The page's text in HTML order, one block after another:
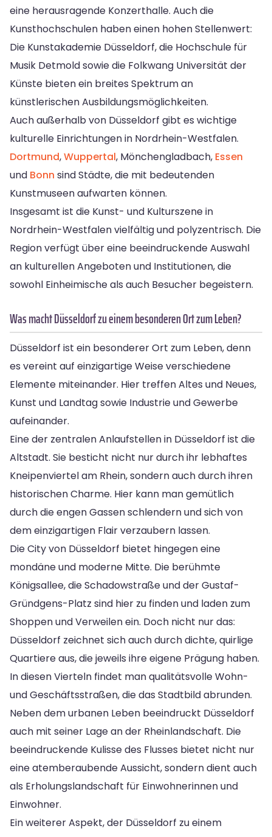
eine herausragende Konzerthalle. Auch die
Kunsthochschulen haben einen hohen Stellenwert:
Die Kunstakademie Düsseldorf, die Hochschule für
Musik Detmold sowie die Folkwang Universität der
Künste bieten ein breites Spektrum an
künstlerischen Ausbildungsmöglichkeiten.
Auch außerhalb von Düsseldorf gibt es wichtige
kulturelle Einrichtungen in Nordrhein-Westfalen.
Dortmund,Wuppertal, Mönchengladbach, Essen
und Bonn sind Städte, die mit bedeutenden
Kunstmuseen aufwarten können.
Insgesamt ist die Kunst- und Kulturszene in
Nordrhein-Westfalen vielfältig und polyzentrisch. Die
Region verfügt über eine beeindruckende Auswahl
an kulturellen Angeboten und Institutionen, die
sowohl Einheimische als auch Besucher begeistern.
Was macht Düsseldorf zu einem besonderen Ort zum Leben?
Düsseldorf ist ein besonderer Ort zum Leben, denn
es vereint auf einzigartige Weise verschiedene
Elemente miteinander. Hier treffen Altes und Neues,
Kunst und Landtag sowie Industrie und Gewerbe
aufeinander.
Eine der zentralen Anlaufstellen in Düsseldorf ist die
Altstadt. Sie besticht nicht nur durch ihr lebhaftes
Kneipenviertel am Rhein, sondern auch durch ihren
historischen Charme. Hier kann man gemütlich
durch die engen Gassen schlendern und sich von
dem einzigartigen Flair verzaubern lassen.
Die City von Düsseldorf bietet hingegen eine
mondäne und moderne Mitte. Die berühmte
Königsallee, die Schadowstraße und der Gustaf-
Gründgens-Platz sind hier zu finden und laden zum
Shoppen und Verweilen ein. Doch nicht nur das:
Düsseldorf zeichnet sich auch durch dichte, quirlige
Quartiere aus, die jeweils ihre eigene Prägung haben.
In diesen Vierteln findet man qualitätsvolle Wohn-
und Geschäftsstraßen, die das Stadtbild abrunden.
Neben dem urbanen Leben beeindruckt Düsseldorf
auch mit seiner Lage an der Rheinlandschaft. Die
beeindruckende Kulisse des Flusses bietet nicht nur
eine atemberaubende Aussicht, sondern dient auch
als Erholungslandschaft für Einwohnerinnen und
Einwohner.
Ein weiterer Aspekt, der Düsseldorf zu einem